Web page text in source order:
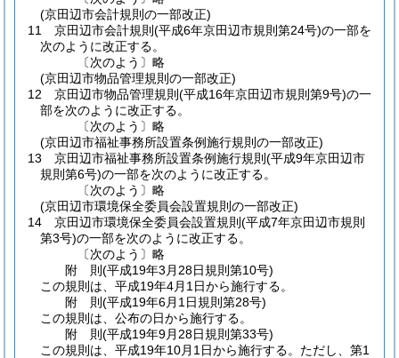
(京田辺市会計規則の一部改正)
11
京田辺市会計規則 (平成6年京田辺市規則第24号)の一部を
次のように改正する。
〔次のよう〕略
(京田辺市物品管理規則の一部改正)
12
京田辺市物品管理規則 (平成16年京田辺市規則第9号)の一
部を次のように改正する。
〔次のよう〕略
(京田辺市福祉事務所設置条例施行規則の一部改正)
13
京田辺市福祉事務所設置条例施行規則 (平成9年京田辺市
規則第6号)の一部を次のように改正する。
〔次のよう〕略
(京田辺市環境保全委員会設置規則の一部改正)
14
京田辺市環境保全委員会設置規則 (平成7年京田辺市規則
第3号)の一部を次のように改正する。
〔次のよう〕略
附 則(平成19年3月28日規則第10号)
この規則は、平成19年4月1日から施行する。
附 則(平成19年6月1日規則第28号)
この規則は、公布の日から施行する。
附 則(平成19年9月28日規則第33号)
この規則は、平成19年10月1日から施行する。 ただし、第1